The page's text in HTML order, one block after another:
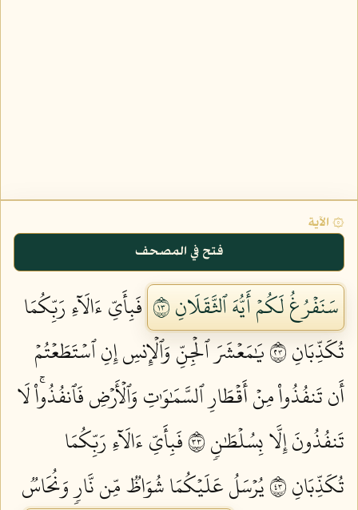
۞ الآية
فتح في المصحف
سَنَفۡرُغُ لَكُمۡ أَيُّهَ ٱلثَّقَلَانِ ٣١
فَبِأَيِّ ءَالَآءِ رَبِّكُمَا
تُكَذِّبَانِ ٣٢
يَٰمَعۡشَرَ ٱلۡجِنِّ وَٱلۡإِنسِ إِنِ ٱسۡتَطَعۡتُمۡ
أَن تَنفُذُواْ مِنۡ أَقۡطَارِ ٱلسَّمَٰوَٰتِ وَٱلۡأَرۡضِ فَٱنفُذُواْۚ لَا
تَنفُذُونَ إِلَّا بِسُلۡطَٰنٖ ٣٣
فَبِأَيِّ ءَالَآءِ رَبِّكُمَا
تُكَذِّبَانِ ٣٤
يُرۡسَلُ عَلَيۡكُمَا شُوَاظٞ مِّن نَّارٖ وَنُحَاسٞ